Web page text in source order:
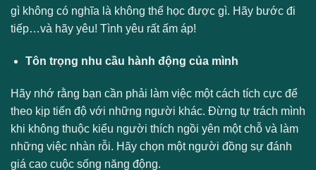
gì không có nghĩa là không thể học được gì. Hãy bước đi
tiếp…và hãy yêu! Tình yêu rất ấm áp!
Tôn trọng nhu cầu hành động của mình
Hãy nhớ rằng bạn cần phải làm việc một cách tích cực để
theo kịp tiến độ với những người khác. Đừng tự trách mình
khi không thuộc kiểu người thích ngồi yên một chỗ và làm
những việc nhàn rỗi. Hãy chọn một người đồng sự đánh
giá cao cuộc sống năng động.